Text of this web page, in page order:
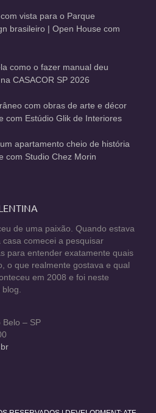
vista para o Parque
brasileiro | Open House com
como o fazer manual deu
CASACOR SP 2026
com obras de arte e décor
com Estúdio Glik de Interiores
apartamento cheio de história
com Studio Chez Morin
de uma paixão. Quando estava
comecei a pesquisar
para entender exatamente quais
o que realmente gostava e qual
em 2008 e foi neste
blog.
Belo – SP